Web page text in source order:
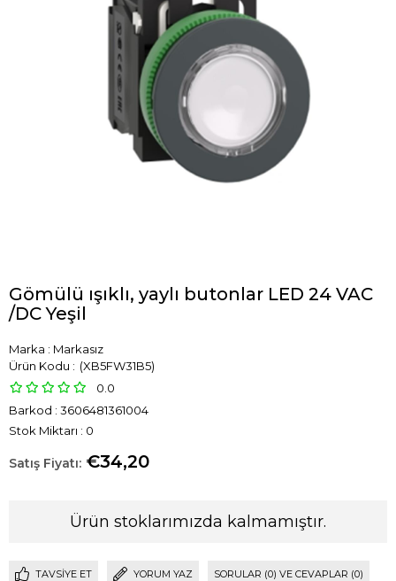
Gömülü ışıklı, yaylı butonlar LED 24 VAC
/DC Yeşil
Marka : Markasız
(XB5FW31B5)
0.0
Barkod : 3606481361004
Stok Miktarı : 0
€34,20
Ürün stoklarımızda kalmamıştır.
TAVSIYE ET YORUM YAZ SORULAR (0) VE CEVAPLAR (0)